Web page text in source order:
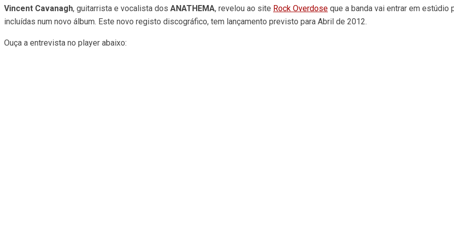
Vincent Cavanagh, guitarrista e vocalista dos ANATHEMA, revelou ao site Rock Overdose que a banda vai entrar em estúdio
incluídas num novo álbum. Este novo registo discográfico, tem lançamento previsto para Abril de 2012.
Ouça a entrevista no player abaixo: